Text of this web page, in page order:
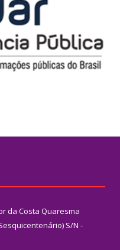
da Costa Quaresma
S/N -